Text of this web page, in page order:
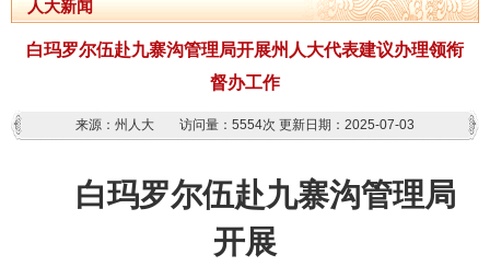
人大新闻
白玛罗尔伍赴九寨沟管理局开展州人大代表建议办理领衔
督办工作
来源：州人大 访问量： 5554次 更新日期：2025-07-03
白玛罗尔伍赴九寨沟管理局
开展